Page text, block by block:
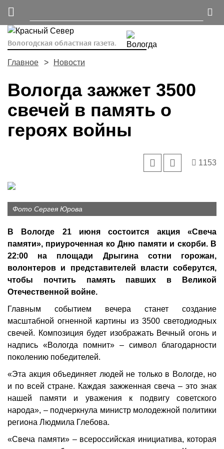
Вологодская областная газета.
Главное Новости
Вологда зажжет 3500
свечей в память о
героях войны
1153
Фото Сергея Юрова
В Вологде 21 июня состоится акция «Свеча
памяти», приуроченная ко Дню памяти и скорби. В
22:00 на площади Дрыгина сотни горожан,
волонтеров и представителей власти соберутся,
чтобы почтить память павших в Великой
Отечественной войне.
Главным событием вечера станет создание
масштабной огненной картины из 3500 светодиодных
свечей. Композиция будет изображать Вечный огонь и
надпись «Вологда помнит» – символ благодарности
поколению победителей.
«Эта акция объединяет людей не только в Вологде, но
и по всей стране. Каждая зажженная свеча – это знак
нашей памяти и уважения к подвигу советского
народа», – подчеркнула министр молодежной политики
региона Людмила Глебова.
«Свеча памяти» – всероссийская инициатива, которая